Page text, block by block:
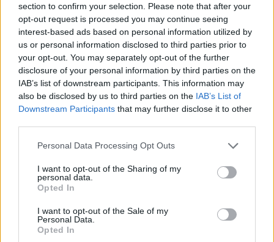
section to confirm your selection. Please note that after your
opt-out request is processed you may continue seeing
interest-based ads based on personal information utilized by
us or personal information disclosed to third parties prior to
your opt-out. You may separately opt-out of the further
disclosure of your personal information by third parties on the
IAB’s list of downstream participants. This information may
also be disclosed by us to third parties on the IAB’s List of
Downstream Participants that may further disclose it to other
Please note that this website/app uses one or more Google
not limited to your visit or usage behaviour. You may click to
grant or deny consent to Google and its third-party tags to
use your data for below specified purposes in below Google
consent section.
Personal Data Processing Opt Outs
I want to opt-out of the Sharing of my
personal data.
Opted In
I want to opt-out of the Sale of my
Personal Data.
Opted In
Por Eurohoops Team /info@eurohoops.net
El rendimiento delAnadolu Efesno está siendo el esperado
y la decisión de cambiar de entrenador pareció ser la más
correcta para los dirigentes del club otomano.
ayer una dura derrota a domicilio ante el
Kaunas
(96-70), y este acabó siendo el último encuentro de Erdem
Can al mando del equipo.
Después del inesperado movimiento del club con sede en
Estambul, el foco se ha colocado en quien será el nuevo
encargado de tomar las riendas del banquillo. Pues bien,